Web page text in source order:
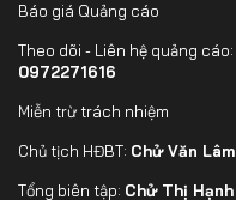
Báo giá Quảng cáo
Theo dõi - Liên hệ quảng cáo:
0972271616
Miễn trừ trách nhiệm
Chủ tịch HĐBT: Chử Văn Lâm
Tổng biên tập: Chử Thị Hạnh